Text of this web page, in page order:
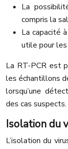
La
compris la
La capacité
utile pour
La RT-PCR est
les échantillons
lorsqu’une
des cas suspects.
Isolation du
L’isolation du